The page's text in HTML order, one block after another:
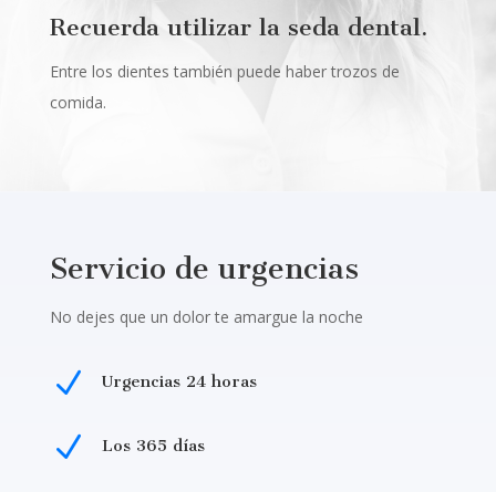
Recuerda utilizar la seda dental.
Entre los dientes también puede haber trozos de
comida.
Servicio de urgencias
No dejes que un dolor te amargue la noche
N Urgencias 24 horas
N Los 365 días